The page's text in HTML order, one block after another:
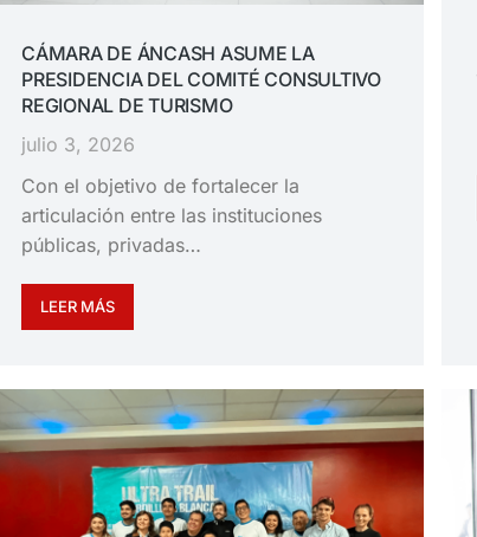
CÁMARA DE ÁNCASH ASUME LA
PRESIDENCIA DEL COMITÉ CONSULTIVO
REGIONAL DE TURISMO
julio 3, 2026
Con el objetivo de fortalecer la
articulación entre las instituciones
públicas, privadas…
LEER MÁS